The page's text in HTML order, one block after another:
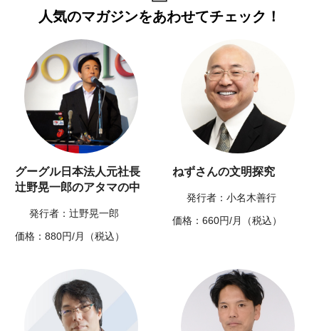
人気のマガジンをあわせてチェック！
グーグル日本法人元社長
辻野晃一郎のアタマの中
発行者：辻野晃一郎
価格：880円/月（税込）
ねずさんの文明探究
発行者：小名木善行
価格：660円/月（税込）